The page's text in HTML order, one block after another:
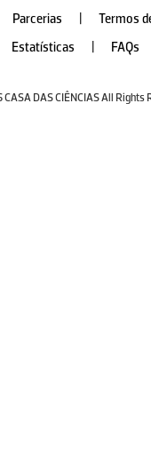
Parcerias Termos
Estatísticas FAQs
DAS CIÊNCIAS All Rights